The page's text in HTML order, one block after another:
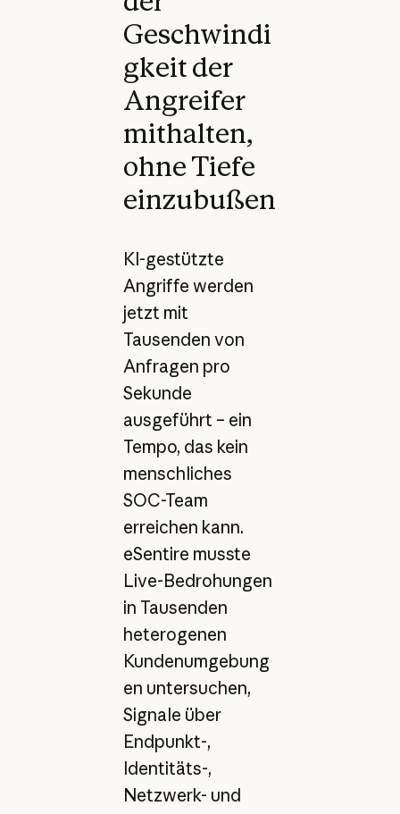
Geschwindi
gkeit der
Angreifer
mithalten,
ohne Tiefe
einzubußen
KI-gestützte
Angriffe werden
jetzt mit
Tausenden von
Anfragen pro
Sekunde
ausgeführt – ein
Tempo, das kein
menschliches
SOC-Team
erreichen kann.
eSentire musste
Live-Bedrohungen
in Tausenden
heterogenen
Kundenumgebung
en untersuchen,
Signale über
Endpunkt-,
Identitäts-,
Netzwerk- und